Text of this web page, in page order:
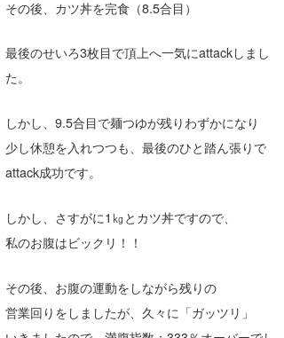
その後、カツ丼を完食（8.5合目）
最後のせいろ3枚目で頂上へ一気にattackしまし
た。
しかし、9.5合目で麺つゆが残りわずかになり
少し休憩を入れつつも、最後のひと踏ん張りで
attack成功です。
しかし、さすがに1㎏とカツ丼ですので、
私のお腹はビックリ！！
その後、お腹の運動をしながら残りの
営業回りをしましたが、久々に「ガッツリ」